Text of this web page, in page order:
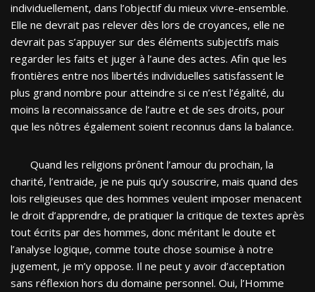
individuellement, dans l’objectif du mieux vivre-ensemble.
Elle ne devrait pas relever dès lors de croyances, elle ne
devrait pas s’appuyer sur des éléments subjectifs mais
regarder les faits et juger à l’aune des actes. Afin que les
frontières entre nos libertés individuelles satisfassent le
plus grand nombre pour atteindre si ce n’est l’égalité, du
moins la reconnaissance de l’autre et de ses droits, pour
que les nôtres également soient reconnus dans la balance.
Quand les religions prônent l’amour du prochain, la
charité, l’entraide, je ne puis qu’y souscrire, mais quand des
lois religieuses que des hommes veulent imposer menacent
le droit d’apprendre, de pratiquer la critique de textes après
tout écrits par des hommes, donc méritant le doute et
l’analyse logique, comme toute chose soumise à notre
jugement, je m’y oppose. Il ne peut y avoir d’acceptation
sans réflexion hors du domaine personnel. Oui, l’Homme